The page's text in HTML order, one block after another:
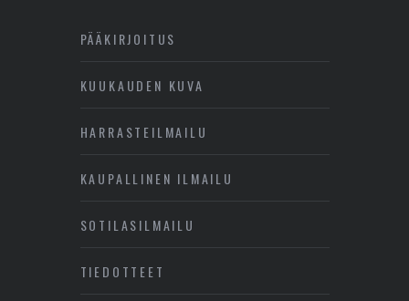
PÄÄKIRJOITUS
KUUKAUDEN KUVA
HARRASTEILMAILU
KAUPALLINEN ILMAILU
SOTILASILMAILU
TIEDOTTEET